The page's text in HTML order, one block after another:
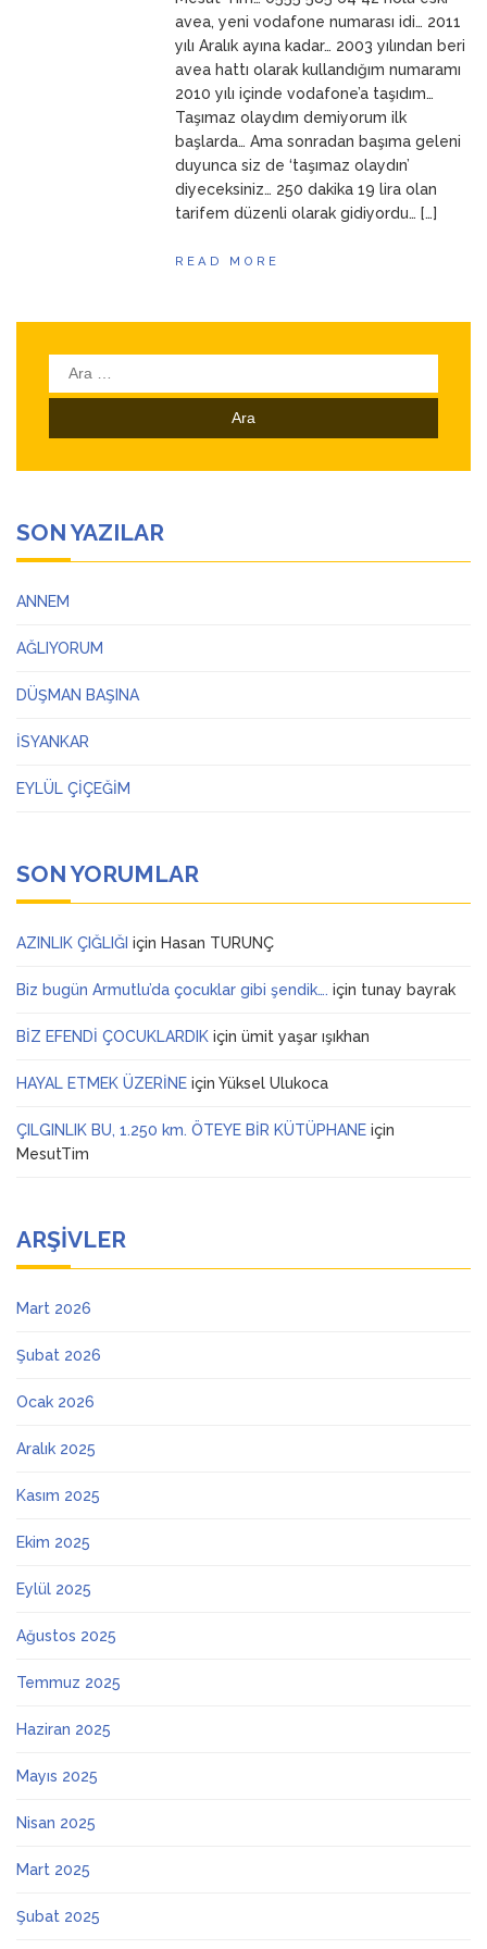
ANNEMavea, yeni vodafone numarası idi… 2011
yılı Aralık ayına kadar… 2003 yılından beri
avea hattı olarak kullandığım numaramı
2010 yılı içinde vodafone’a taşıdım…
Taşımaz olaydım demiyorum ilk
başlarda… Ama sonradan başıma geleni
duyunca siz de ‘taşımaz olaydın’
diyeceksiniz… 250 dakika 19 lira olan
tarifem düzenli olarak gidiyordu… […]
READ MORE
Arama:
SON YAZILAR
ANNEM
AĞLIYORUM
DÜŞMAN BAŞINA
İSYANKAR
EYLÜL ÇİÇEĞİM
SON YORUMLAR
AZINLIK ÇIĞLIĞI için Hasan TURUNÇ
Biz bugün Armutlu’da çocuklar gibi şendik…. için tunay bayrak
BİZ EFENDİ ÇOCUKLARDIK için ümit yaşar ışıkhan
HAYAL ETMEK ÜZERİNE için Yüksel Ulukoca
ÇILGINLIK BU, 1.250 km. ÖTEYE BİR KÜTÜPHANE için
MesutTim
ARŞIVLER
Mart 2026
Şubat 2026
Ocak 2026
Aralık 2025
Kasım 2025
Ekim 2025
Eylül 2025
Ağustos 2025
Temmuz 2025
Haziran 2025
Mayıs 2025
Nisan 2025
Mart 2025
Şubat 2025